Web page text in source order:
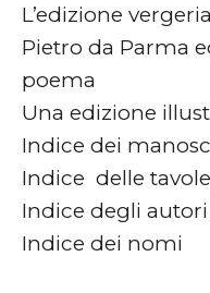
L’edizione
Pietro da Parma
poema
Una edizione
Indice dei
Indice delle tavole
Indice degli
Indice dei nomi